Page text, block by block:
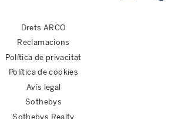
Drets ARCO
Reclamacions
Política de privacitat
Política de cookies
Avís legal
Sothebys
Sothebys Realty